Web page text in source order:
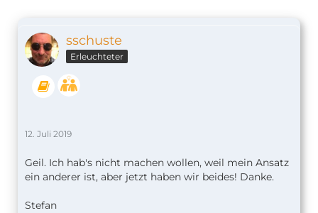
sschuste
Erleuchteter
12. Juli 2019
Geil. Ich hab's nicht machen wollen, weil mein Ansatz
ein anderer ist, aber jetzt haben wir beides! Danke.
Stefan